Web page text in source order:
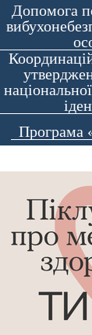
Допомога
Програма